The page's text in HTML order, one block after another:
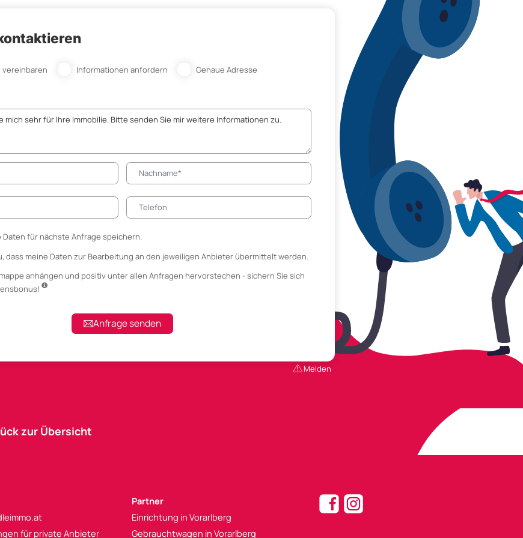
vereinbaren Informationen anfordern Genaue Adresse
Daten für nächste Anfrage speichern.
dass meine Daten zur Bearbeitung an den jeweiligen Anbieter übermittelt werden.
anhängenund positiv unter allen Anfragen hervorstechen - sichern Sie sich
Anfrage senden
Melden
zur Übersicht
für private Anbieter
Partner
Einrichtung in Vorarlberg
Gebrauchtwagen in Vorarlberg